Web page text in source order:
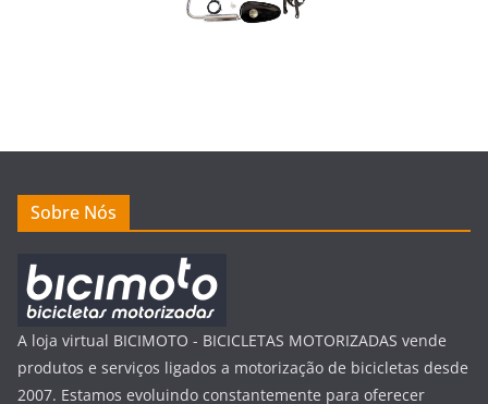
Sobre Nós
A loja virtual BICIMOTO - BICICLETAS MOTORIZADAS vende
produtos e serviços ligados a motorização de bicicletas desde
2007. Estamos evoluindo constantemente para oferecer